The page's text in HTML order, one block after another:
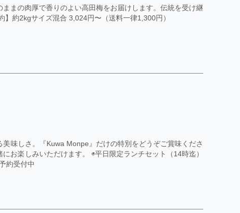
まの肉厚で香りのよい高田梅をお届けします。伝統を受け継
約2kgサイズ混合 3,024円〜（送料一律1,300円）
味しさ。『Kuwa Monpe』だけの特別をどうぞご賞味くださ
お楽しみいただけます。 ◉平日限定ランチセット（14時迄）
約受付中